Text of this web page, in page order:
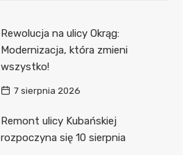
Rewolucja na ulicy Okrąg:
Modernizacja, która zmieni
wszystko!
7 sierpnia 2026
Remont ulicy Kubańskiej
rozpoczyna się 10 sierpnia